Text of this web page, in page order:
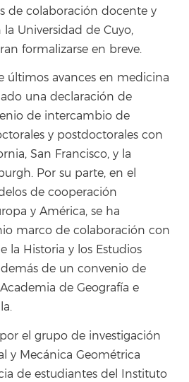
de colaboración docente y
Universidad de Cuyo,
formalizarse en breve.
últimos avances en medicina
una declaración de
de intercambio de
y postdoctorales con
San Francisco, y la
Por su parte, en el
de cooperación
y América, se ha
marco de colaboración con
la Historia y los Estudios
de un convenio de
de Geografía e
el grupo de investigación
y Mecánica Geométrica
de estudiantes del Instituto